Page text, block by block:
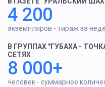
4 200
экземпляров - тираж за
В ГРУППАХ "ГУБАХА -
СЕТЯХ
8 000+
человек - суммарное